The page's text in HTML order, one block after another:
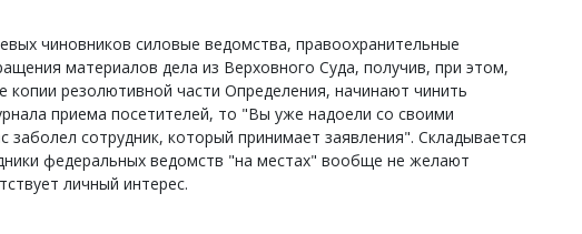
чиновников силовые ведомства, правоохранительные
материалов дела из Верховного Суда, получив, при этом,
копии резолютивной части Определения, начинают чинить
приема посетителей, то "Вы уже надоели со своими
заболел сотрудник, который принимает заявления". Складывается
федеральных ведомств "на местах" вообще не желают
личный интерес.